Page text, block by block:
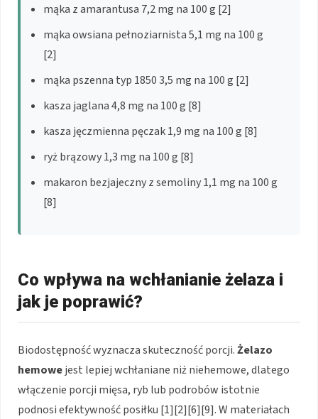
mąka z amarantusa 7,2 mg na 100 g [2]
mąka owsiana pełnoziarnista 5,1 mg na 100 g
[2]
mąka pszenna typ 1850 3,5 mg na 100 g [2]
kasza jaglana 4,8 mg na 100 g [8]
kasza jęczmienna pęczak 1,9 mg na 100 g [8]
ryż brązowy 1,3 mg na 100 g [8]
makaron bezjajeczny z semoliny 1,1 mg na 100 g
[8]
Co wpływa na wchłanianie żelaza i
jak je poprawić?
Biodostępność wyznacza skuteczność porcji.Żelazo
hemowejest lepiej wchłaniane niż niehemowe, dlatego
włączenie porcji mięsa, ryb lub podrobów istotnie
podnosi efektywność posiłku [1][2][6][9]. W materiałach